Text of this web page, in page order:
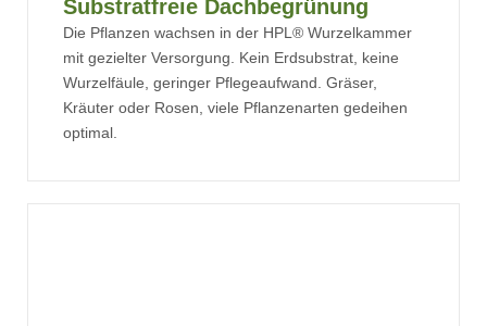
Substratfreie Dachbegrünung
Die Pflanzen wachsen in der HPL® Wurzelkammer
mit gezielter Versorgung. Kein Erdsubstrat, keine
Wurzelfäule, geringer Pflegeaufwand. Gräser,
Kräuter oder Rosen, viele Pflanzenarten gedeihen
optimal.